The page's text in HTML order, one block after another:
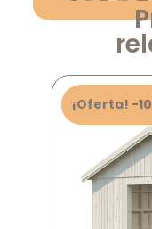
¡Oferta! -